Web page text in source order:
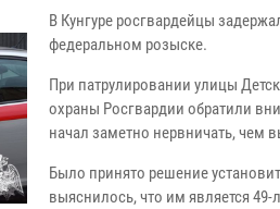
В Кунгуре росгвардейцы
федеральном розыске.
При патрулировании улицы
охраны Росгвардии обратили
начал заметно нервничать, чем
Было принято решение
выяснилось, что им является